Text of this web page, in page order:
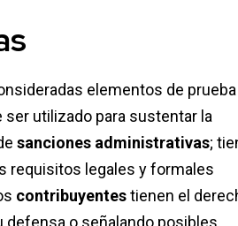
elementos de prueba
utilizado para sustentar la
sanciones administrativas;
requisitos legales y formales
contribuyentestienen el